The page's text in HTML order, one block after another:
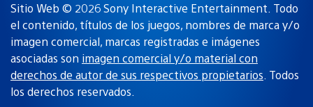
Sitio Web © 2026 Sony Interactive Entertainment. Todo
el contenido, títulos de los juegos, nombres de marca y/o
imagen comercial, marcas registradas e imágenes
asociadas son imagen comercial y/o material con
derechos de autor de sus respectivos propietarios. Todos
los derechos reservados.